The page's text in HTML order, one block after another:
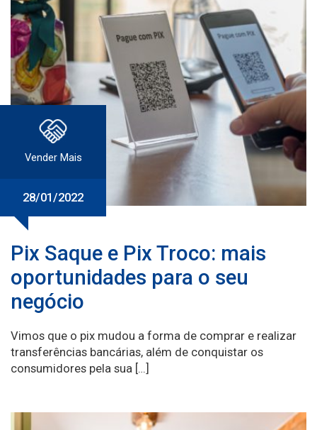
Vender Mais
28/01/2022
Pix Saque e Pix Troco: mais
oportunidades para o seu
negócio
Vimos que o pix mudou a forma de comprar e realizar
transferências bancárias, além de conquistar os
consumidores pela sua […]